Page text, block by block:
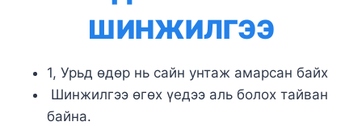
ШИНЖИЛГЭЭ
1, Урьд өдөр нь сайн унтаж амарсан байх
Шинжилгээ өгөх үедээ аль болох тайван
байна.